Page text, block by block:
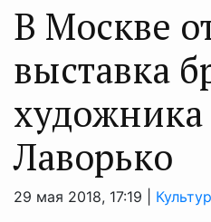
В Москве
выставка
Лаворько
29 мая 2018, 17:19 |